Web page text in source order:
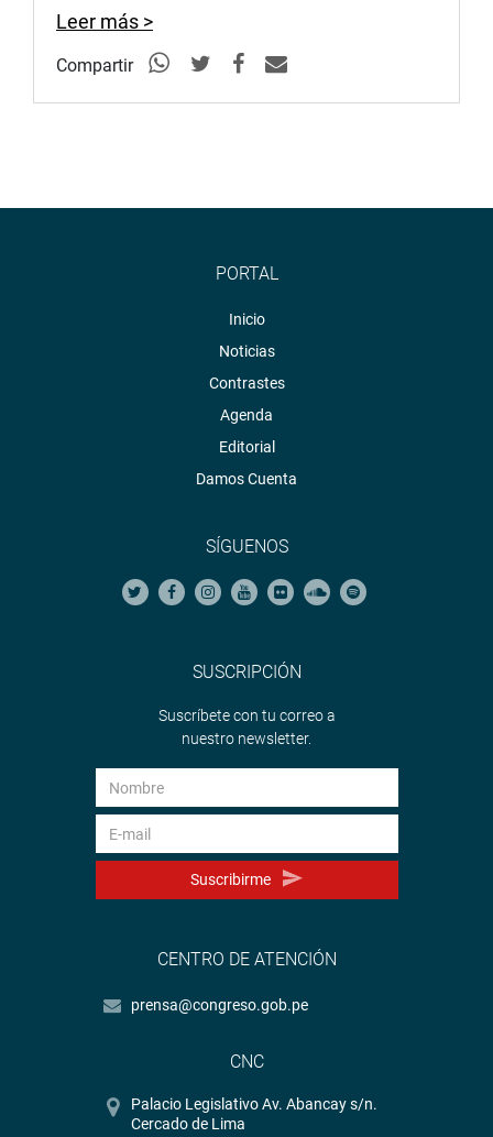
Leer más >
Compartir
PORTAL
Inicio
Noticias
Contrastes
Agenda
Editorial
Damos Cuenta
SÍGUENOS
SUSCRIPCIÓN
Suscríbete con tu correo a
nuestro newsletter.
Suscribirme
CENTRO DE ATENCIÓN
prensa@congreso.gob.pe
CNC
Palacio Legislativo Av. Abancay s/n.
Cercado de Lima